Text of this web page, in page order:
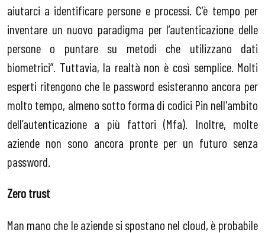
aiutarci a identificare persone e processi. C’è tempo per
inventare un nuovo paradigma per l’autenticazione delle
persone o puntare su metodi che utilizzano dati
biometrici”. Tuttavia, la realtà non è così semplice. Molti
esperti ritengono che le password esisteranno ancora per
molto tempo, almeno sotto forma di codici Pin nell'ambito
dell’autenticazione a più fattori (Mfa). Inoltre, molte
aziende non sono ancora pronte per un futuro senza
password.
Zero trust
Man mano che le aziende si spostano nel cloud, è probabile